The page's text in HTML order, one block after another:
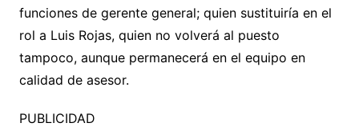
funciones de gerente general; quien sustituiría en el
rol a Luis Rojas, quien no volverá al puesto
tampoco, aunque permanecerá en el equipo en
calidad de asesor.
PUBLICIDAD